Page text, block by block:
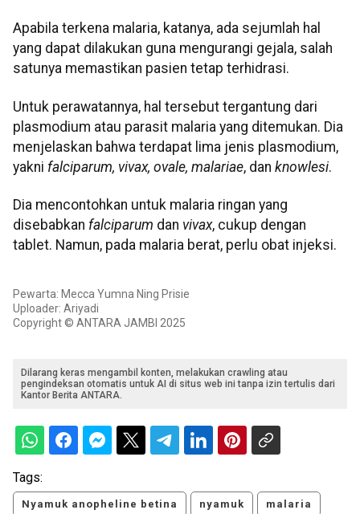
Apabila terkena malaria, katanya, ada sejumlah hal
yang dapat dilakukan guna mengurangi gejala, salah
satunya memastikan pasien tetap terhidrasi.
Untuk perawatannya, hal tersebut tergantung dari
plasmodium atau parasit malaria yang ditemukan. Dia
menjelaskan bahwa terdapat lima jenis plasmodium,
yakni falciparum, vivax, ovale, malariae, dan knowlesi.
Dia mencontohkan untuk malaria ringan yang
disebabkan falciparum dan vivax, cukup dengan
tablet. Namun, pada malaria berat, perlu obat injeksi.
Pewarta: Mecca Yumna Ning Prisie
Uploader: Ariyadi
Copyright © ANTARA JAMBI 2025
Dilarang keras mengambil konten, melakukan crawling atau
pengindeksan otomatis untuk AI di situs web ini tanpa izin tertulis dari
Kantor Berita ANTARA.
Tags:
Nyamuk anopheline betina nyamuk malaria